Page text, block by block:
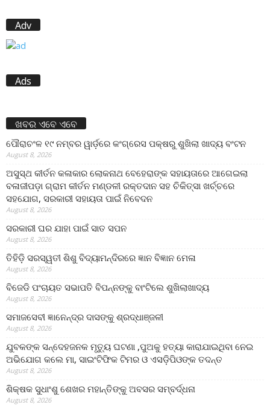
Adv
Ads
ଖବର ଏବେ ଏବେ
ପୌରାଚଂଳ ୧୯ ନମ୍ବର ୱାର୍ଡ଼ରେ କଂଗ୍ରେସ ପକ୍ଷରୁ ଶୁଖିଲା ଖାଦ୍ୟ ବଂଟନ
August 8, 2026
ଅସୁସ୍ଥ କୀର୍ତନ କଳାକାର ଲୋକନାଥ ବେହେରାଙ୍କ ସହାୟତାରେ ଆଗେଇଲା
ବଳାଜୀପଡ଼ା ଗ୍ରାମ କୀର୍ତନ ମଣ୍ଡଳୀ ରକ୍ତଦାନ ସହ ଚିକିତ୍ସା ଖର୍ଚ୍ଚରେ
ସହଯୋଗ, ସରକାରୀ ସହାୟତା ପାଇଁ ନିବେଦନ
August 8, 2026
ସରକାରୀ ଘର ଯାହା ପାଇଁ ସାତ ସପନ
August 8, 2026
ତିହିଡି଼ ସରସ୍ୱତୀ ଶିଶୁ ବିଦ୍ୟାମନ୍ଦିରରେ ଜ୍ଞାନ ବିଜ୍ଞାନ ମେଳା
August 8, 2026
ବିଜେଡି ପଂଚାୟତ ସଭାପତି ବିପନ୍ନଙ୍କୁ ବାଂଟିଲେ ଶୁଖିଲାଖାଦ୍ୟ
August 8, 2026
ସମାଜସେବୀ ଜ୍ଞାନେନ୍ଦ୍ର ଦାସଙ୍କୁ ଶ୍ରଦ୍ଧାଞ୍ଜଳୀ
August 8, 2026
ଯୁବକଙ୍କ ସନ୍ଦେହଜନକ ମୃତ୍ୟୁ ଘଟଣା ,ପୁଅକୁ ହତ୍ୟା କାରାଯାଇଥିବା ନେଇ
ଅଭିଯୋଗ କଲେ ମା, ସାଇଂଟିଫିକ ଟିମର ଓ ଏସଡ଼ିପିଓଙ୍କ ତଦନ୍ତ
August 8, 2026
ଶିକ୍ଷକ ସୁଧାଂଶୁ ଶେଖର ମହାନ୍ତିଙ୍କୁ ଅବସର ସମ୍ବର୍ଦ୍ଧନା
August 8, 2026